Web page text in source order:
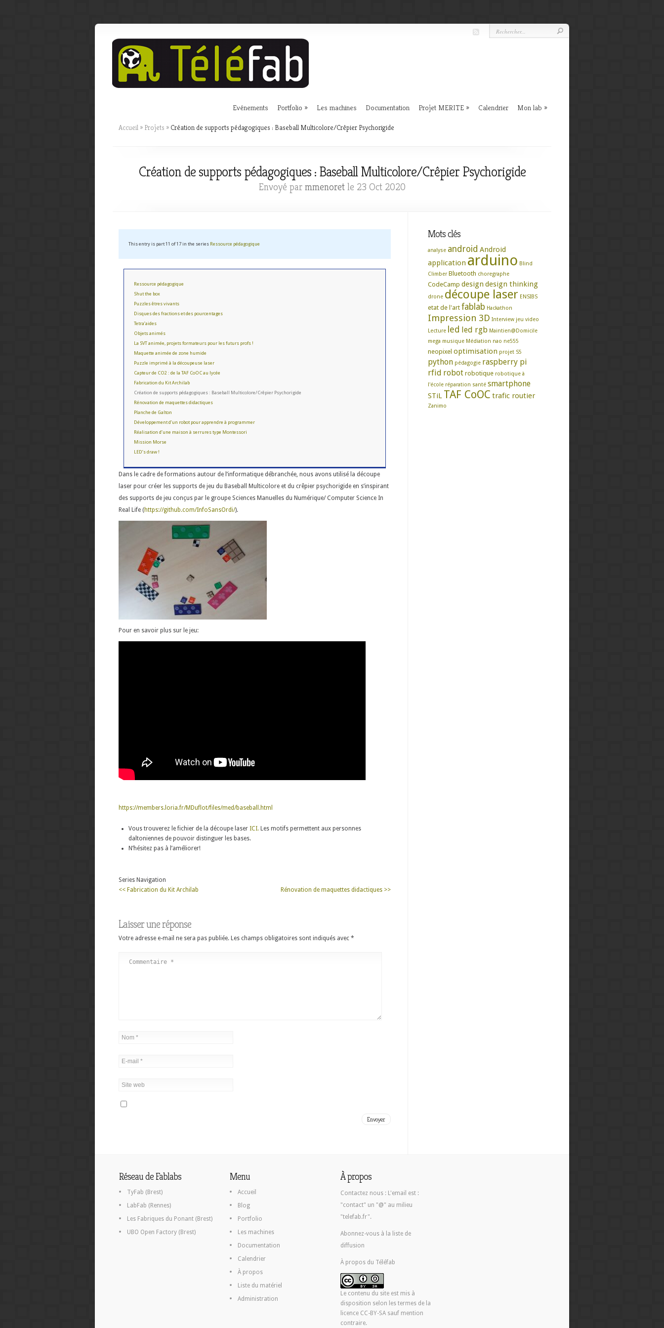
Evénements Portfolio Les machines Documentation Projet MERITE Calendrier Mon lab
Accueil » Projets » Création de supports pédagogiques : Baseball Multicolore/Crêpier Psychorigide
Création de supports pédagogiques : Baseball Multicolore/Crêpier Psychorigide
Envoyé par mmenoretle 23 Oct 2020
This entry is part 11 of 17 in the series Ressource pédagogique
Ressource pédagogique
Shut the box
Puzzles êtres vivants
Disques des fractions et des pourcentages
Tetra’aides
Objets animés
La SVT animée, projets formateurs pour les futurs profs !
Maquette animée de zone humide
Puzzle imprimé à la découpeuse laser
Capteur de CO2 : de la TAF CoOC au lycée
Fabrication du Kit Archilab
Création de supports pédagogiques : Baseball Multicolore/Crêpier Psychorigide
Rénovation de maquettes didactiques
Planche de Galton
Développement d’un robot pour apprendre à programmer
Réalisation d’une maison à serrures type Montessori
Mission Morse
LED’s draw !
Dans le cadre de formations autour de l’informatique débranchée, nous avons utilisé la découpe
laser pour créer les supports de jeu du Baseball Multicolore et du crêpier psychorigide en s’inspirant
des supports de jeu conçus par le groupe Sciences Manuelles du Numérique/ Computer Science In
Real Life (https://github.com/InfoSansOrdi/).
Pour en savoir plus sur le jeu:
https://members.loria.fr/MDuflot/files/med/baseball.html
Vous trouverez le fichier de la découpe laser ICI. Les motifs permettent aux personnes
daltoniennes de pouvoir distinguer les bases.
N’hésitez pas à l’améliorer!
Series Navigation
<< Fabrication du Kit Archilab
Rénovation de maquettes didactiques >>
Laisser une réponse
Votre adresse e-mail ne sera pas publiée. Les champs obligatoires sont indiqués avec *
Mots clés
analyse android Android
application arduino Blind
Climber Bluetooth choregraphe
CodeCamp design design thinking
drone découpe laser ENSIBS
etat de l'art fablab Hackathon
Impression 3D Interview jeu video
Lecture
led led rgb Maintien@Domicile
mega musique Médiation nao ne555
neopixel optimisation projet S5
python pédagogie raspberry pi
rfid robot robotique robotique à
l'école réparation santé smartphone
STiL TAF CoOC trafic routier
Zanimo
Réseau de Fablabs
TyFab (Brest)
LabFab (Rennes)
Les Fabriques du Ponant (Brest)
UBO Open Factory (Brest)
Menu
Accueil
Blog
Portfolio
Les machines
Documentation
Calendrier
À propos
Liste du matériel
Administration
À propos
Contactez nous : L'email est :
"contact" un "@" au milieu
"telefab.fr".
Abonnez-vous à la liste de
diffusion
À propos du Téléfab
Le contenu du site est mis à
disposition selon les termes de la
licence CC-BY-SA sauf mention
contraire.